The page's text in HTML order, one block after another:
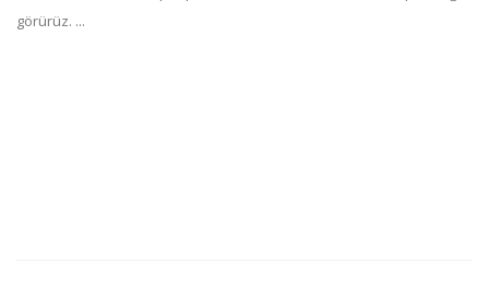
görürüz. ...